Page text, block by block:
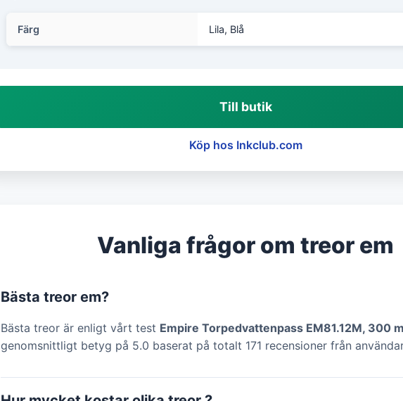
Färg Lila, Blå
Till butik
Köp hos Inkclub.com
Vanliga frågor om treor em
Bästa treor em?
Bästa treor är enligt vårt test Empire Torpedvattenpass EM81.12M, 300
genomsnittligt betyg på 5.0 baserat på totalt 171 recensioner från